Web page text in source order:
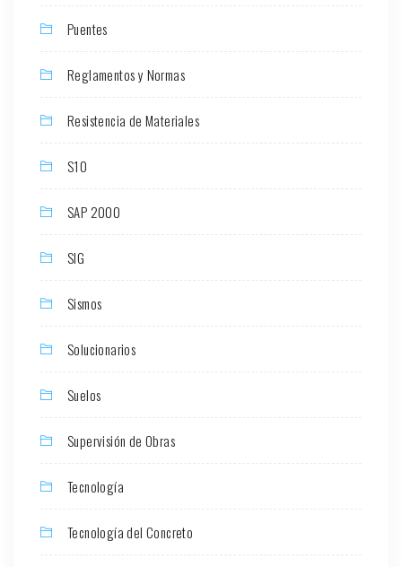
Puentes
Reglamentos y Normas
Resistencia de Materiales
S10
SAP 2000
SIG
Sismos
Solucionarios
Suelos
Supervisión de Obras
Tecnología
Tecnología del Concreto